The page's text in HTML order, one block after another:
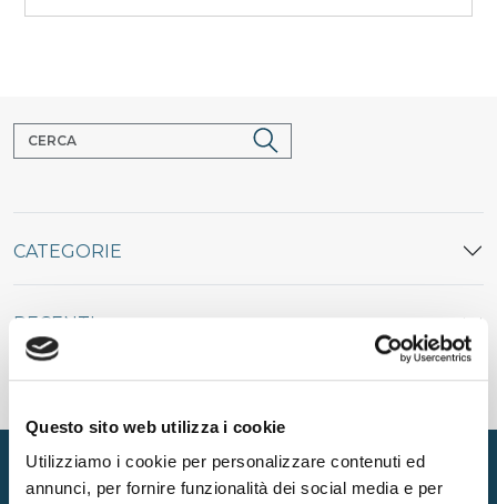
Questo sito web utilizza i cookie
Utilizziamo i cookie per personalizzare contenuti ed
annunci, per fornire funzionalità dei social media e per
CATEGORIE
RECENTI